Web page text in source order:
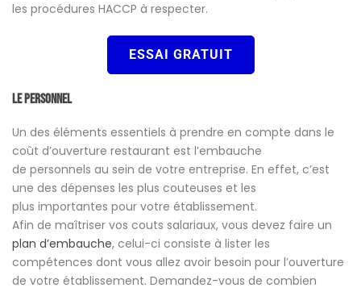
les procédures HACCP à respecter.
ESSAI GRATUIT
Le personnel
Un des éléments essentiels à prendre en compte dans le
coût d’ouverture restaurant est l’embauche
de personnels au sein de votre entreprise. En effet, c’est
une des dépenses les plus couteuses et les
plus importantes pour votre établissement.
Afin de maîtriser vos couts salariaux, vous devez faire un
plan d’embauche, celui-ci consiste à lister les
compétences dont vous allez avoir besoin pour l’ouverture
de votre établissement. Demandez-vous de combien